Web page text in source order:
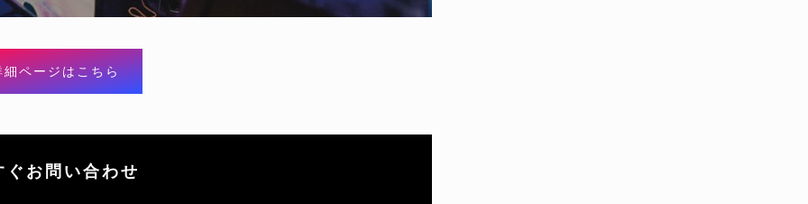
細ページはこちら
ぐお問い合わせ